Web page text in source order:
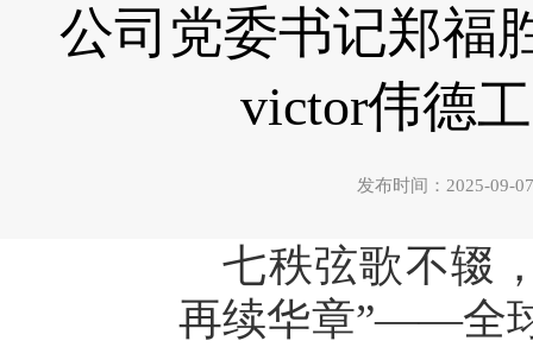
公司党委书记郑福
victor伟德
发布时间：2025-
七秩弦歌不辍
再续华章”——全